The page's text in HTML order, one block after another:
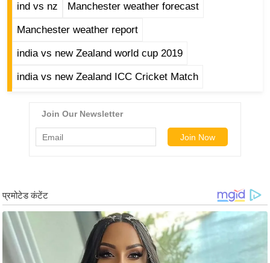
फ
म
रं
ज
ड
हॉ
ली
वु
ind vs nz Manchester weather forecast
Manchester weather report
india vs new Zealand world cup 2019
india vs new Zealand ICC Cricket Match